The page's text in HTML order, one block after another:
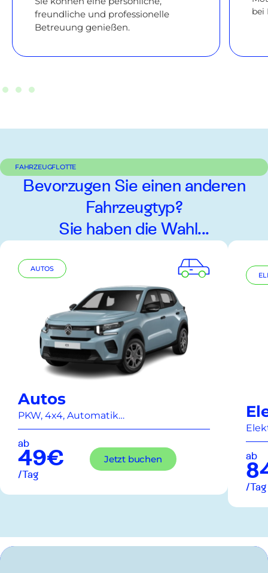
freundliche und professionelle
Betreuung genießen.
bei
FAHRZEUGFLOTTE
Bevorzugen Sie einen anderen
Fahrzeugtyp?
Sie haben die Wahl...
AUTOS
Autos
PKW, 4x4, Automatik…
ab
49€
/Tag
Jetzt buchen ab
/Tag